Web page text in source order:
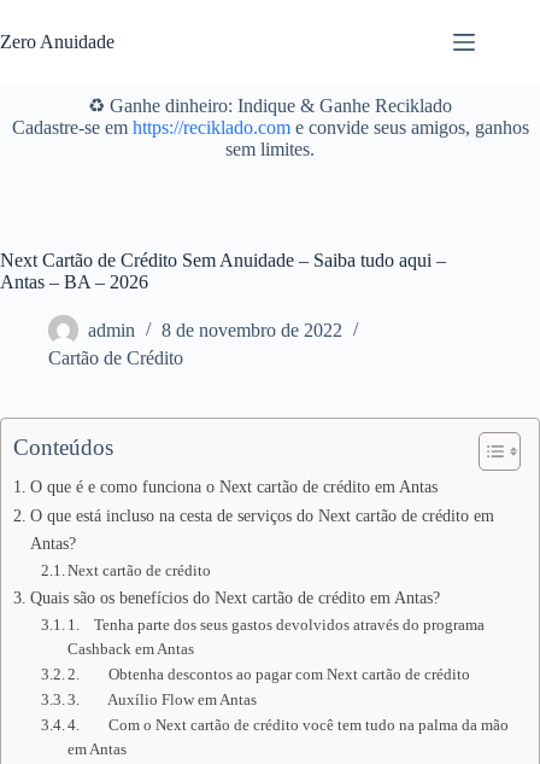
para
o
Zero Anuidade
♻️ Ganhe dinheiro: Indique & Ganhe Reciklado
Cadastre-se em https://reciklado.come convide seus amigos, ganhos
sem limites.
Next Cartão de Crédito Sem Anuidade – Saiba tudo aqui –
Antas – BA – 2026
admin
8 de novembro de 2022
Cartão de Crédito
Conteúdos
O que é e como funciona o Next cartão de crédito em Antas
O que está incluso na cesta de serviços do Next cartão de crédito em
Antas?
Next cartão de crédito
Quais são os benefícios do Next cartão de crédito em Antas?
1. Tenha parte dos seus gastos devolvidos através do programa
Cashback em Antas
2. Obtenha descontos ao pagar com Next cartão de crédito
3. Auxílio Flow em Antas
4. Com o Next cartão de crédito você tem tudo na palma da mão
em Antas